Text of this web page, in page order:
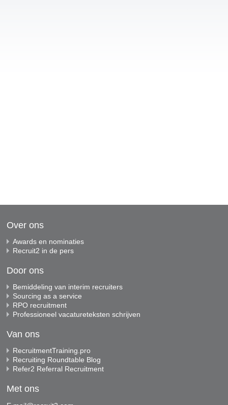
Over ons
Awards en nominaties
Recruit2 in de pers
Door ons
Bemiddeling van interim recruiters
Sourcing as a service
RPO recruitment
Professioneel vacatureteksten schrijven
Van ons
RecruitmentTraining.pro
Recruiting Roundtable Blog
Refer2 Referral Recruitment
Met ons